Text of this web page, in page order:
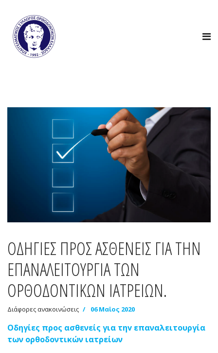
ΟΔΗΓΙΕΣ ΠΡΟΣ ΑΣΘΕΝΕΙΣ ΓΙΑ ΤΗΝ
ΕΠΑΝΑΛΕΙΤΟΥΡΓΙΑ ΤΩΝ
ΟΡΘΟΔΟΝΤΙΚΩΝ ΙΑΤΡΕΙΩΝ.
Διάφορες ανακοινώσεις 06 Μαϊος 2020
Οδηγίες προς ασθενείς για τηv επαναλειτουργία
των ορθοδοντικών ιατρείων